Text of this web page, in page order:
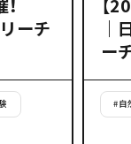
ーチ
｜
ー
#自